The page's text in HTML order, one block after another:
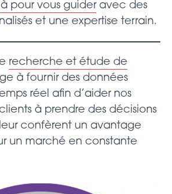
pour vous guideravec des
et une expertise terrain.
recherche et étude de
à fournir des données
réel afin d’aider nos
à prendre des décisions
confèrent un avantage
un marché en constante